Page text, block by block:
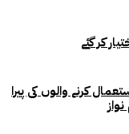
کر گئے
کرنے والوں کی پیرا